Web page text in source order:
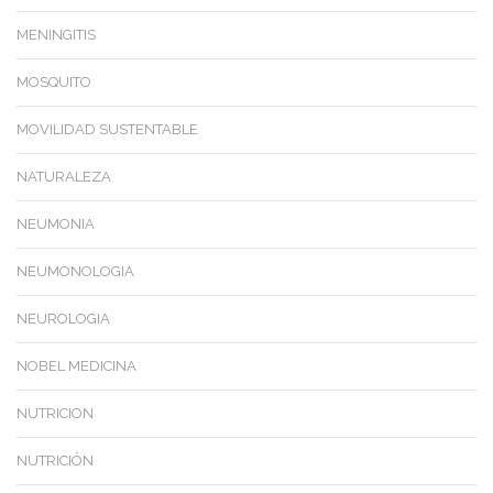
MENINGITIS
MOSQUITO
MOVILIDAD SUSTENTABLE
NATURALEZA
NEUMONIA
NEUMONOLOGIA
NEUROLOGIA
NOBEL MEDICINA
NUTRICION
NUTRICIÓN